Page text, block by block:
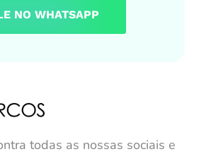
NO WHATSAPP
todas as nossas sociais e